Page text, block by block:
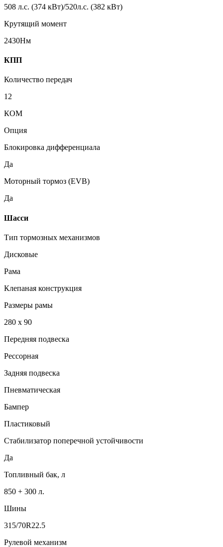
508 л.с. (374 кВт)/520л.с. (382 кВт)
Крутящий момент
2430Нм
КПП
Количество передач
12
КОМ
Опция
Блокировка дифференциала
Да
Моторный тормоз (EVB)
Да
Шасси
Тип тормозных механизмов
Дисковые
Рама
Клепаная конструкция
Размеры рамы
280 х 90
Передняя подвеска
Рессорная
Задняя подвеска
Пневматическая
Бампер
Пластиковый
Стабилизатор поперечной устойчивости
Да
Топливный бак, л
850 + 300 л.
Шины
315/70R22.5
Рулевой механизм